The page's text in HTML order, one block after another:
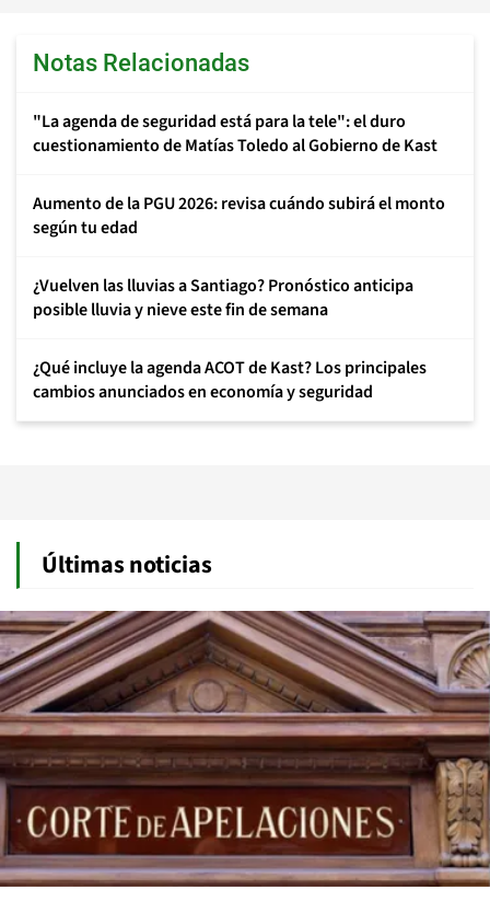
Notas Relacionadas
"La agenda de seguridad está para la tele": el duro
cuestionamiento de Matías Toledo al Gobierno de Kast
Aumento de la PGU 2026: revisa cuándo subirá el monto
según tu edad
¿Vuelven las lluvias a Santiago? Pronóstico anticipa
posible lluvia y nieve este fin de semana
¿Qué incluye la agenda ACOT de Kast? Los principales
cambios anunciados en economía y seguridad
Últimas noticias